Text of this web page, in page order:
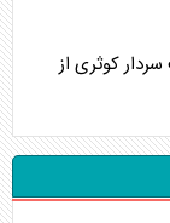
کوثری از